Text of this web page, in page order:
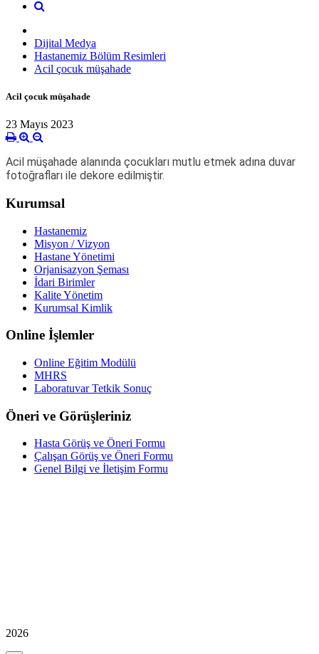
Dijital Medya
Hastanemiz Bölüm Resimleri
Acil çocuk müşahade
Acil çocuk müşahade
23 Mayıs 2023
Acil müşahade alanında çocukları mutlu etmek adına duvar
fotoğrafları ile dekore edilmiştir.
Kurumsal
Hastanemiz
Misyon / Vizyon
Hastane Yönetimi
Orjanisazyon Şeması
İdari Birimler
Kalite Yönetim
Kurumsal Kimlik
Online İşlemler
Online Eğitim Modülü
MHRS
Laboratuvar Tetkik Sonuç
Öneri ve Görüşleriniz
Hasta Görüş ve Öneri Formu
Çalışan Görüş ve Öneri Formu
Genel Bilgi ve İletişim Formu
2026